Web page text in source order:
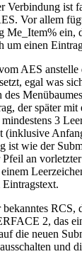
Verbindung ist
Vor allem
Me_Item% ein,
um einen
AES anstelle
egal was
des
der später
3
(inklusive
ist wie der
an
RCS,
2, das
die neuen
und